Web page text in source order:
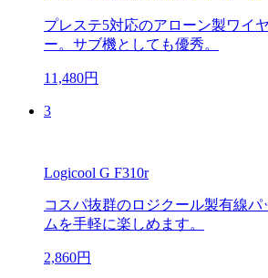
プレステ5対応のアローン製ワイ
ー。サブ機としても優秀。
11,480円
3
Logicool G F310r
コスパ抜群のロジクール製有線パ
ムを手軽に楽しめます。
2,860円